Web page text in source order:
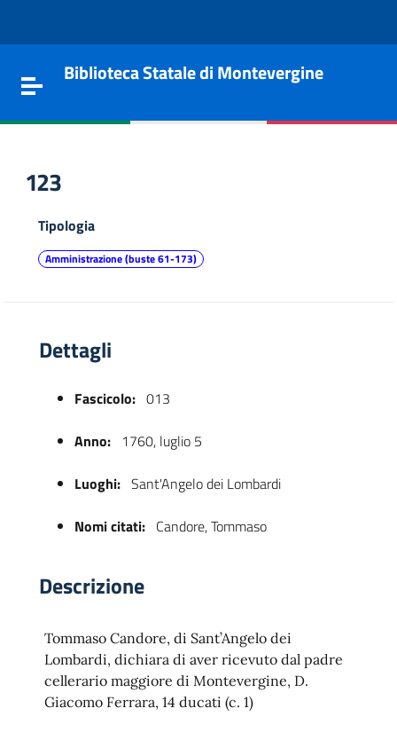
Toggle navigation
Biblioteca Statale di Montevergine
123
Tipologia
Amministrazione (buste 61-173)
Dettagli
Fascicolo: 013
Anno: 1760, luglio 5
Luoghi: Sant'Angelo dei Lombardi
Nomi citati: Candore, Tommaso
Descrizione
Tommaso Candore, di Sant’Angelo dei
Lombardi, dichiara di aver ricevuto dal padre
cellerario maggiore di Montevergine, D.
Giacomo Ferrara, 14 ducati (c. 1)